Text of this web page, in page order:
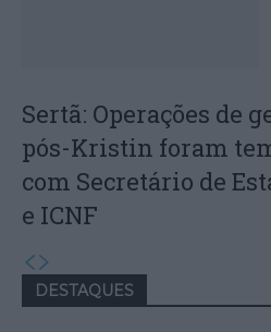
Sertã: Operações de
pós-Kristin foram
com Secretário de
e ICNF
DESTAQUES